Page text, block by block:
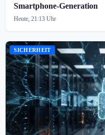
Smartphone-Generation
Heute, 21:13 Uhr
SICHERHEIT